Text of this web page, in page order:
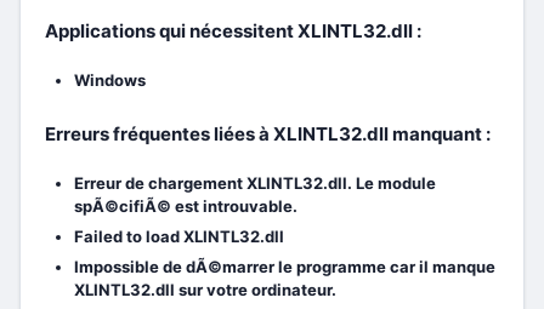
Applications qui nécessitent XLINTL32.dll :
Windows
Erreurs fréquentes liées à XLINTL32.dll manquant :
Erreur de chargement XLINTL32.dll. Le module
spÃ©cifiÃ© est introuvable.
Failed to load XLINTL32.dll
Impossible de dÃ©marrer le programme car il manque
XLINTL32.dll sur votre ordinateur.